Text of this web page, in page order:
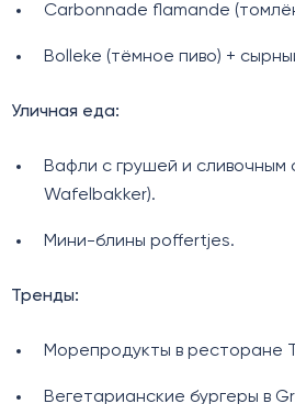
Сarbonnade flamande
Bolleke (тёмное пиво) +
Уличная еда:
Вафли с грушей и сливочным
Wafelbakker).
Мини-блины poffertjes.
Тренды:
Морепродукты в ресторане
Вегетарианские бургеры в